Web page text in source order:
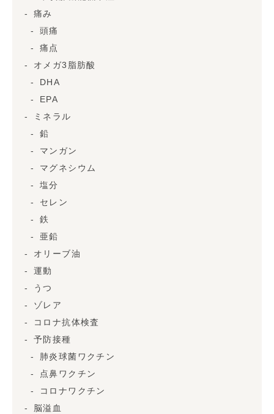
痛み
頭痛
痛点
オメガ3脂肪酸
DHA
EPA
ミネラル
鉛
マンガン
マグネシウム
塩分
セレン
鉄
亜鉛
オリーブ油
運動
うつ
ゾレア
コロナ抗体検査
予防接種
肺炎球菌ワクチン
点鼻ワクチン
コロナワクチン
脳溢血